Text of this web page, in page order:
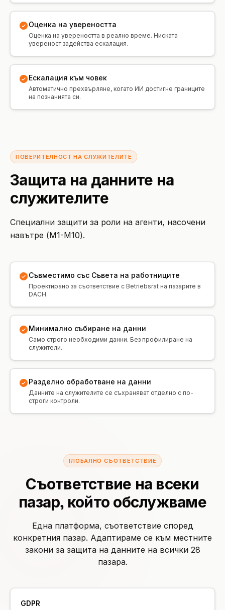
Оценка на увереността
Оценка на увереността в реално време. Ниската
увереност задейства ескалация.
Ескалация към човек
Автоматично прехвърляне, когато ИИ достигне границите
на познанията си.
ПОВЕРИТЕЛНОСТ НА СЛУЖИТЕЛИТЕ
Защита на данните на
служителите
Специални защити за роли на агенти, насочени
навътре (M1-M10).
Съвместимо със Съвета на работниците
Проектирано за съответствие с Betriebsrat на пазарите в
DACH.
Минимално събиране на данни
Само строго необходими данни. Без профилиране на
служители.
Разделно обработване на данни
Данните на служителите се съхраняват отделно с по-
строги контроли.
ГЛОБАЛНО СЪОТВЕТСТВИЕ
Съответствие на всеки
пазар, който обслужваме
Една платформа, съответствие според
конкретния пазар. Адаптираме се към местните
закони за защита на данните на всички 28
пазара.
GDPR